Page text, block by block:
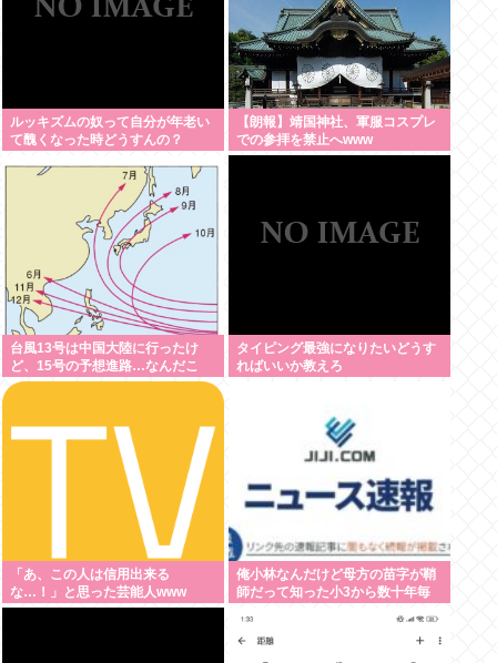
ルッキズムの奴って自分が年老い
て醜くなった時どうすんの？
【朗報】靖国神社、軍服コスプレ
での参拝を禁止へwww
台風13号は中国大陸に行ったけ
ど、15号の予想進路…なんだこ
れ？ [8/8]
タイピング最強になりたいどうす
ればいいか教えろ
「あ、この人は信用出来る
な…！」と思った芸能人www
俺小林なんだけど母方の苗字が鞘
師だって知った小3から数十年毎